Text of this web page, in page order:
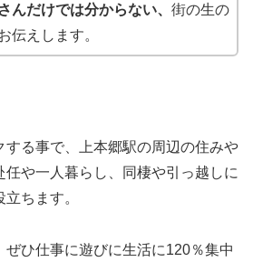
んだけでは分からない、 街の生の
伝えします。
する事で、上本郷駅の周辺の住みや
や一人暮らし、同棲や引っ越しに
ちます。
ぜひ仕事に遊びに生活に120％集中